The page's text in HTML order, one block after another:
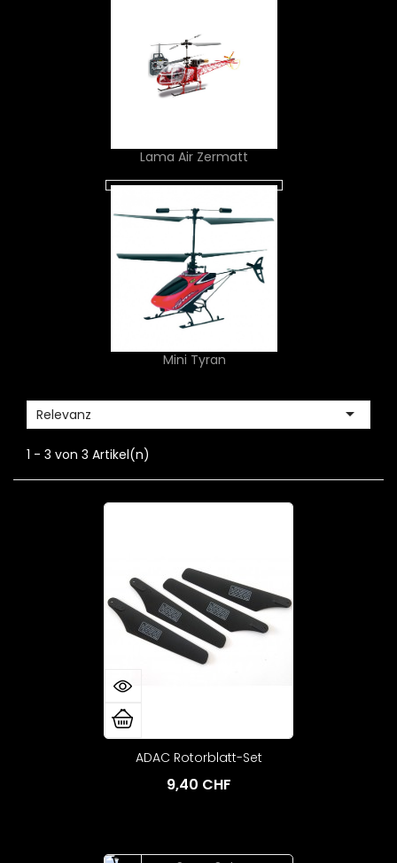
Lama Air Zermatt
Mini Tyran
Relevanz 
1 - 3 von 3 Artikel(n)
ADAC Rotorblatt-Set
9,40 CHF